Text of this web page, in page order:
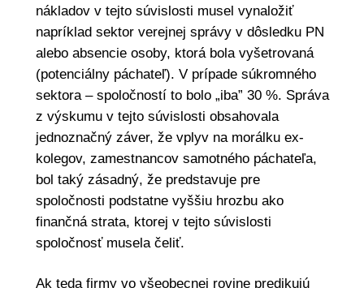
nákladov v tejto súvislosti musel vynaložiť
napríklad sektor verejnej správy v dôsledku PN
alebo absencie osoby, ktorá bola vyšetrovaná
(potenciálny páchateľ). V prípade súkromného
sektora – spoločností to bolo „iba” 30 %. Správa
z výskumu v tejto súvislosti obsahovala
jednoznačný záver, že vplyv na morálku ex-
kolegov, zamestnancov samotného páchateľa,
bol taký zásadný, že predstavuje pre
spoločnosti podstatne vyššiu hrozbu ako
finančná strata, ktorej v tejto súvislosti
spoločnosť musela čeliť.
Ak teda firmy vo všeobecnej rovine predikujú